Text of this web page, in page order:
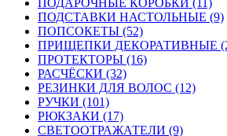
ПОДСТАВКИ НАСТОЛЬНЫЕ (9)
ПОПСОКЕТЫ (52)
ПРИЩЕПКИ ДЕКОРАТИВНЫЕ
ПРОТЕКТОРЫ (16)
РАСЧЁСКИ (32)
РЕЗИНКИ ДЛЯ ВОЛОС (12)
РУЧКИ (101)
РЮКЗАКИ (17)
СВЕТООТРАЖАТЕЛИ (9)